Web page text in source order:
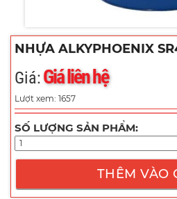
NHỰA ALKYPHOENIX
Giá:Giá liên hệ
Lượt xem: 1657
SỐ LƯỢNG SẢN PHẨM:
THÊM VÀO